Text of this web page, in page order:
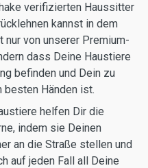
verifizierten Haussitter
kannst in dem
nur von unserer Premium-
dass Deine Haustiere
befinden und Dein zu
besten Händen ist.
helfen Dir die
indem sie Deinen
an die Straße stellen und
auf jeden Fall all Deine